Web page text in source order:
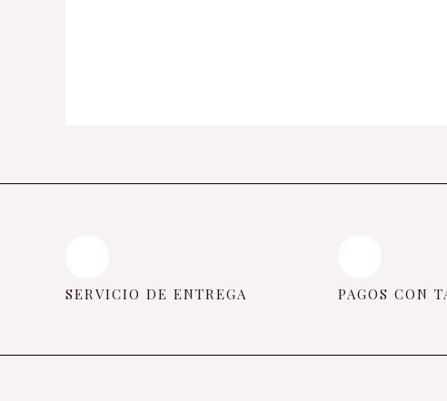
SERVICIO DE ENTREGA PAGOS CON